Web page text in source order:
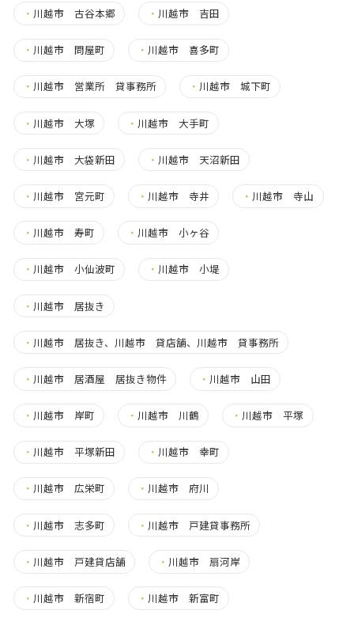
・ 川越市 古谷本郷 ・ 川越市 吉田
・ 川越市 問屋町 ・ 川越市 喜多町
・ 川越市 営業所 貸事務所 ・ 川越市 城下町
・ 川越市 大塚 ・ 川越市 大手町
・ 川越市 大袋新田 ・ 川越市 天沼新田
・ 川越市 宮元町 ・ 川越市 寺井 ・ 川越市 寺山
・ 川越市 寿町 ・ 川越市 小ヶ谷
・ 川越市 小仙波町 ・ 川越市 小堤
・ 川越市 居抜き
・ 川越市 居抜き、川越市 貸店舗、川越市 貸事務所
・ 川越市 居酒屋 居抜き物件 ・ 川越市 山田
・ 川越市 岸町 ・ 川越市 川鶴 ・ 川越市 平塚
・ 川越市 平塚新田 ・ 川越市 幸町
・ 川越市 広栄町 ・ 川越市 府川
・ 川越市 志多町 ・ 川越市 戸建貸事務所
・ 川越市 戸建貸店舗 ・ 川越市 扇河岸
・ 川越市 新宿町 ・ 川越市 新富町